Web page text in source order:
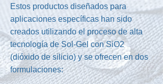
Estos productos diseñados para
aplicaciones específicas han sido
creados utilizando el proceso de alta
tecnología de Sol-Gel con SiO2
(dióxido de silicio) y se ofrecen en dos
formulaciones: